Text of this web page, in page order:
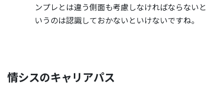
ンプレとは違う側面も考慮しなければならないと
いうのは認識しておかないといけないですね。
情シスのキャリアパス